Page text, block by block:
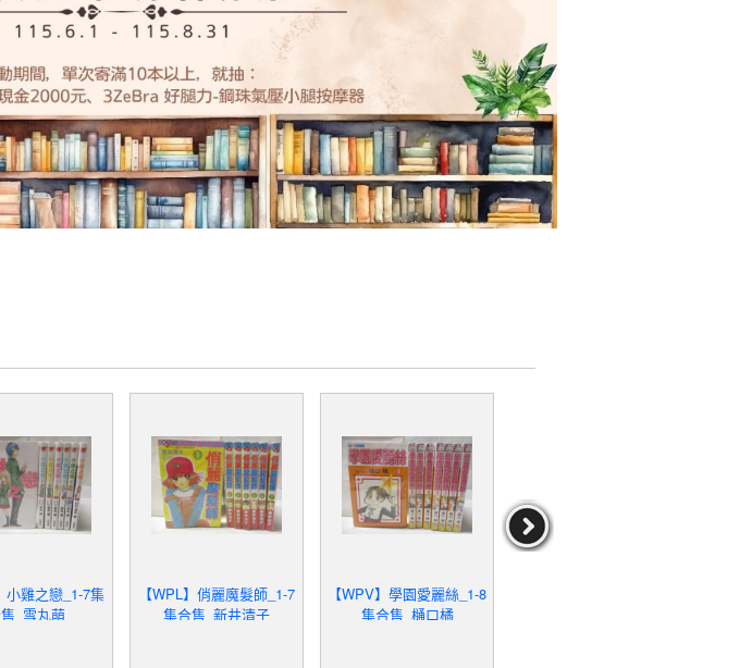
小雞之戀_1-7集
_雪丸萌
【WPL】俏麗魔髮師_1-7
集合售_新井清子
【WPV】學園愛麗絲_1-8
集合售_樋口橘